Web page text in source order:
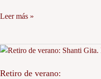
Leer más »
Retiro de verano:
Retiro
verano: